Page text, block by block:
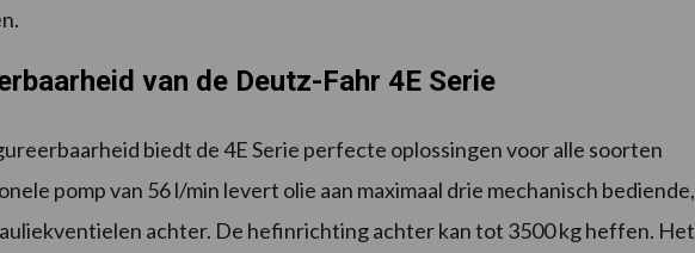
van de Deutz-Fahr 4E Serie
biedt de 4E Serie perfecte oplossingen voor alle soorten
pomp van 56 l/min levert olie aan maximaal drie mechanisch bediende,
achter. De hefinrichting achter kan tot 3500 kg heffen. Het